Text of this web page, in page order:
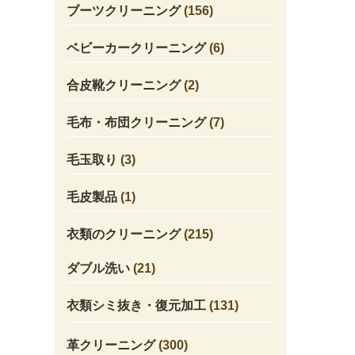
ブーツクリーニング(156)
ベビーカークリーニング(6)
合皮靴クリーニング(2)
毛布・布団クリーニング(7)
毛玉取り (3)
毛皮製品(1)
衣類のクリーニング(215)
ダブル洗い(21)
衣類シミ抜き・復元加工(131)
革クリーニング(300)